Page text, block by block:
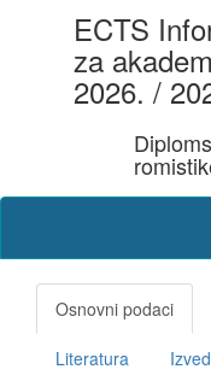
ECTS
za
2026. /
Osnovni podaci
Literatura